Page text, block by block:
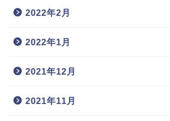
2022年2月
2022年1月
2021年12月
2021年11月